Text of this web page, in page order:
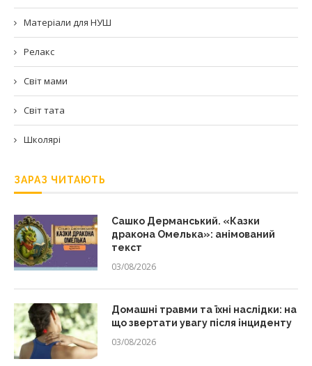
Матеріали для НУШ
Релакс
Світ мами
Світ тата
Школярі
ЗАРАЗ ЧИТАЮТЬ
Сашко Дерманський. «Казки
дракона Омелька»: анімований
текст
03/08/2026
Домашні травми та їхні наслідки: на
що звертати увагу після інциденту
03/08/2026